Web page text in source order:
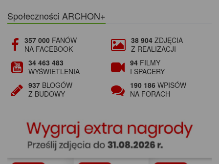
Społeczności ARCHON+
34 463 483
WYŚWIETLENIA
94FILMY
I SPACERY
937BLOGÓW
Z BUDOWY
190 186 WPISÓW
NA FORACH